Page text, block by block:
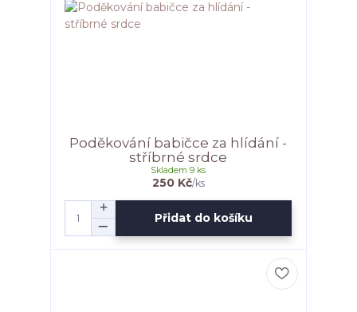
Poděkování babičce za hlídání -
stříbrné srdce
250 Kč/ks
Skladem 9 ks
Přidat do košíku